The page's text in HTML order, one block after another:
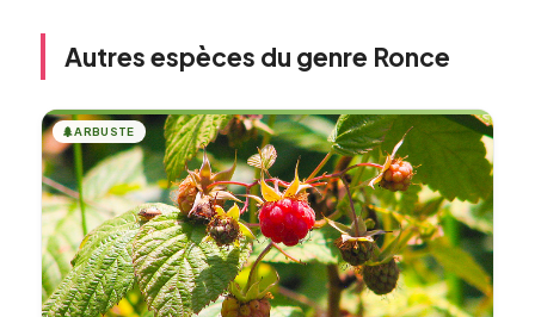
Autres espèces du genre Ronce
🌲ARBUSTE